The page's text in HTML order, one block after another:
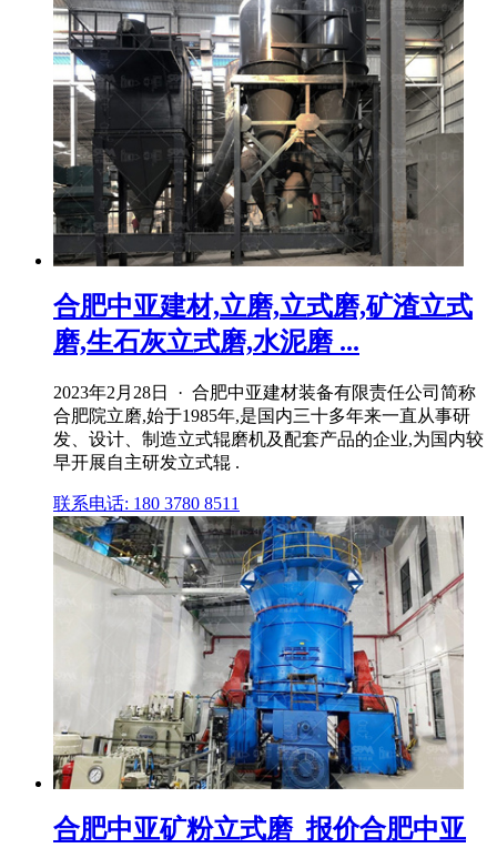
合肥中亚建材,立磨,立式磨,矿渣立式
磨,生石灰立式磨,水泥磨 ...
2023年2月28日 · 合肥中亚建材装备有限责任公司简称
合肥院立磨,始于1985年,是国内三十多年来一直从事研
发、设计、制造立式辊磨机及配套产品的企业,为国内较
早开展自主研发立式辊 .
联系电话: 180 3780 8511
合肥中亚矿粉立式磨_报价合肥中亚